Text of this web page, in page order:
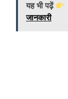
यह भी पढ़ें
जानकारी